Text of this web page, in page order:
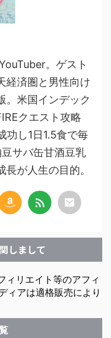
。ゲスト
経済圏と男性向け
。米国インデック
クエスト攻略
功し1日1.5食で毎
サバ缶甘酒豆乳
が人生の目的。
しまして
ィリエイト等のアフィ
ィアは適格販売により